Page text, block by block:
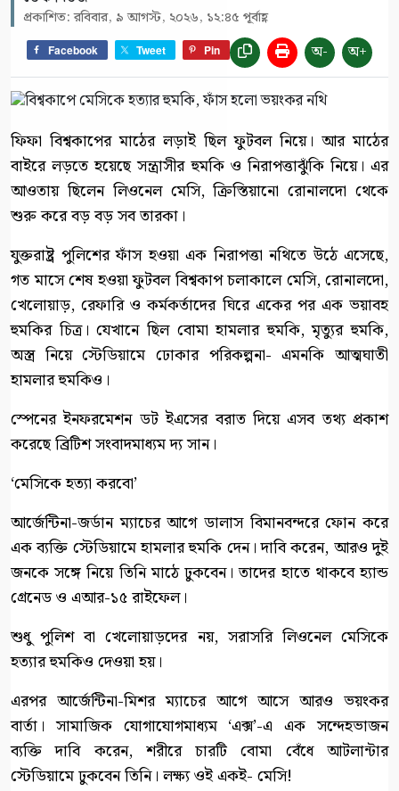
প্রকাশিত: রবিবার, ৯ আগস্ট, ২০২৬, ১২:৪৫ পূর্বাহ্ণ
Facebook Tweet Pin অ- অ+
ফিফা বিশ্বকাপের মাঠের লড়াই ছিল ফুটবল নিয়ে। আর মাঠের
বাইরে লড়তে হয়েছে সন্ত্রাসীর হুমকি ও নিরাপত্তাঝুঁকি নিয়ে। এর
আওতায় ছিলেন লিওনেল মেসি, ক্রিস্তিয়ানো রোনালদো থেকে
শুরু করে বড় বড় সব তারকা।
যুক্তরাষ্ট্র পুলিশের ফাঁস হওয়া এক নিরাপত্তা নথিতে উঠে এসেছে,
গত মাসে শেষ হওয়া ফুটবল বিশ্বকাপ চলাকালে মেসি, রোনালদো,
খেলোয়াড়, রেফারি ও কর্মকর্তাদের ঘিরে একের পর এক ভয়াবহ
হুমকির চিত্র। যেখানে ছিল বোমা হামলার হুমকি, মৃত্যুর হুমকি,
অস্ত্র নিয়ে স্টেডিয়ামে ঢোকার পরিকল্পনা- এমনকি আত্মঘাতী
হামলার হুমকিও।
স্পেনের ইনফরমেশন ডট ইএসের বরাত দিয়ে এসব তথ্য প্রকাশ
করেছে ব্রিটিশ সংবাদমাধ্যম দ্য সান।
‘মেসিকে হত্যা করবো’
আর্জেন্টিনা-জর্ডান ম্যাচের আগে ডালাস বিমানবন্দরে ফোন করে
এক ব্যক্তি স্টেডিয়ামে হামলার হুমকি দেন। দাবি করেন, আরও দুই
জনকে সঙ্গে নিয়ে তিনি মাঠে ঢুকবেন। তাদের হাতে থাকবে হ্যান্ড
গ্রেনেড ও এআর-১৫ রাইফেল।
শুধু পুলিশ বা খেলোয়াড়দের নয়, সরাসরি লিওনেল মেসিকে
হত্যার হুমকিও দেওয়া হয়।
এরপর আর্জেন্টিনা-মিশর ম্যাচের আগে আসে আরও ভয়ংকর
বার্তা। সামাজিক যোগাযোগমাধ্যম ‘এক্স’-এ এক সন্দেহভাজন
ব্যক্তি দাবি করেন, শরীরে চারটি বোমা বেঁধে আটলান্টার
স্টেডিয়ামে ঢুকবেন তিনি। লক্ষ্য ওই একই- মেসি!